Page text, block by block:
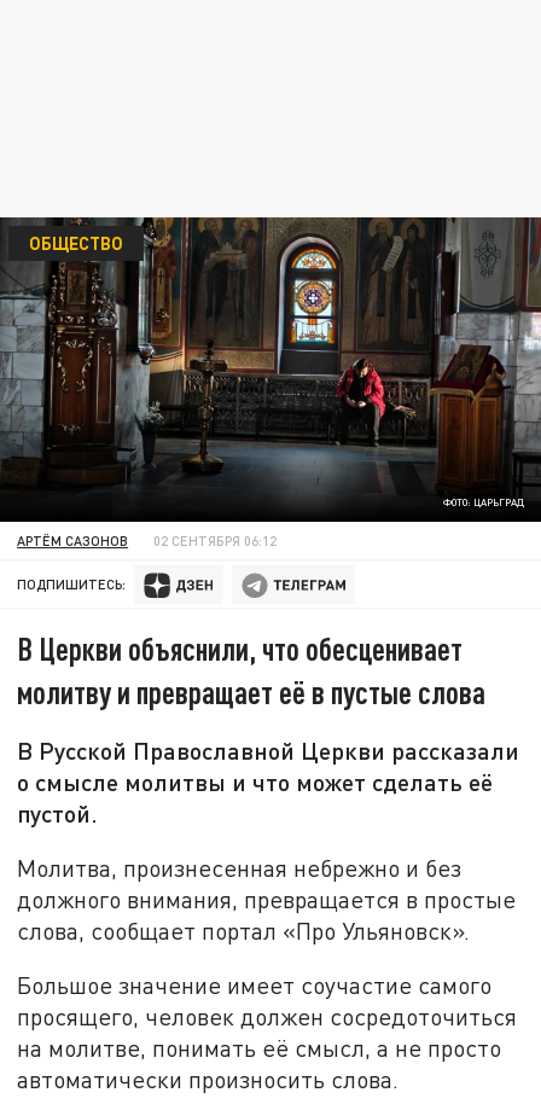
ФОТО: ЦАРЬГРАД
ОБЩЕСТВО
АРТЁМ САЗОНОВ 02 СЕНТЯБРЯ 06:12
ПОДПИШИТЕСЬ:
В Церкви объяснили, что обесценивает
молитву и превращает её в пустые слова
В Русской Православной Церкви рассказали
о смысле молитвы и что может сделать её
пустой.
Молитва, произнесенная небрежно и без
должного внимания, превращается в простые
слова, сообщает портал «Про Ульяновск».
Большое значение имеет соучастие самого
просящего, человек должен сосредоточиться
на молитве, понимать её смысл, а не просто
автоматически произносить слова.